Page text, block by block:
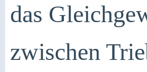
das
zwischen